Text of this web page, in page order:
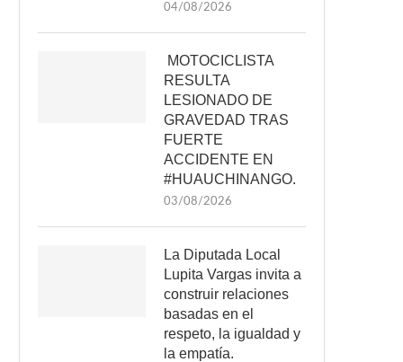
04/08/2026
MOTOCICLISTA
RESULTA
LESIONADO DE
GRAVEDAD TRAS
FUERTE
ACCIDENTE EN
#HUAUCHINANGO.
03/08/2026
La Diputada Local
Lupita Vargas invita a
construir relaciones
basadas en el
respeto, la igualdad y
la empatía.